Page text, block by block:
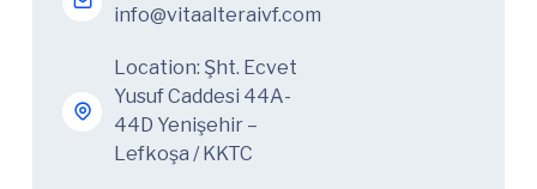
info@vitaalteraivf.com
Location: Şht. Ecvet
Yusuf Caddesi 44A-
44D Yenişehir –
Lefkoşa / KKTC